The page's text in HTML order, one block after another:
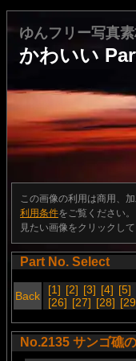
ゆんフリー写真
かわいい
この画像の利用は商用、
利用条件をご覧ください。
見たい画像をクリックし
Part No. Select
Back [1] [2] [3] [4] [5]
[26] [27] [28]
No.2135 サンゴ礁